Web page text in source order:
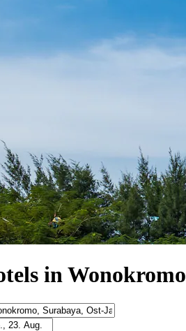
in Wonokromo